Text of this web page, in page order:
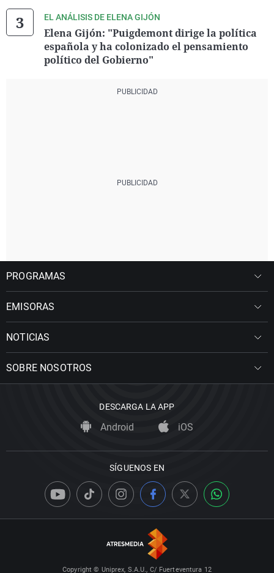
EL ANÁLISIS DE ELENA GIJÓN
Elena Gijón: "Puigdemont dirige la política
española y ha colonizado el pensamiento
político del Gobierno"
PROGRAMAS
EMISORAS
NOTICIAS
SOBRE NOSOTROS
DESCARGA LA APP
Android iOS
SÍGUENOS EN
Copyright © Uniprex, S.A.U., C/ Fuerteventura 12